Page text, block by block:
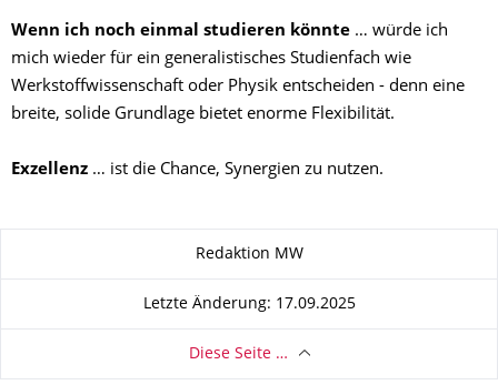
Wenn ich noch einmal studieren könnte … würde ich
mich wieder für ein generalistisches Studienfach wie
Werkstoffwissenschaft oder Physik entscheiden - denn eine
breite, solide Grundlage bietet enorme Flexibilität.
Exzellenz … ist die Chance, Synergien zu nutzen.
Redaktion MW
Letzte Änderung: 17.09.2025
Diese Seite …